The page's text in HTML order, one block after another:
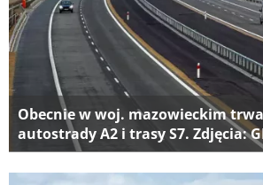
Obecnie w woj. mazowieckim
autostrady A2 i trasy S7. Zdjęcia: